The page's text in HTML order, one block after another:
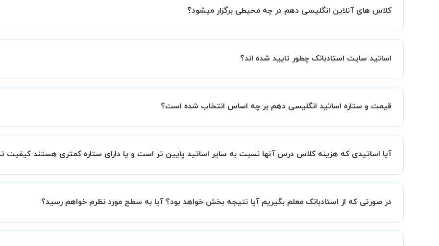
مانند کتابخانه با استاد خود هماهنگی لازم را انجام دهید.
کلاس های آنلاین انگلیسی دهم در چه محیطی برگزار میشود؟
کلاس ها در دو محیط اسکای روم و یا ادوبی کانکت برگزار میشود.
اساتید سایت استادبانک چطور تایید شده اند؟
در ابتدا تیم داوری استادبانک نمونه تدریس تمامی اساتید را بررسی میکند. در صورت رضایت از شیوه تدریس، استاد
قیمت و ستاره اساتید انگلیسی دهم بر چه اساس انتخاب شده است؟
قیمت هر جلسه تدریس اساتید انگلیسی دهم بر اساس ستاره آنها در سامانه استادبانک می باشد.
بنابراین تمامی اساتید استادبانک (1 ستاره تا VIP) از نظر کیفیت تدریس مورد ارزیابی قرار گرفته و تایید شده اند.
آیا اساتیدی که هزینه کلاس درس آنها نسبت به سایر اساتید پایین تر است و یا دارای ستاره کمتری هستند کیفیت
بله قطعا تدریس این اساتید هم با کیفیت است حتی این موضوع در بخش نظرات ثبت شده شاگردان آنها نیز مشهود
در صورتی که از استادبانک معلم بگیریم آیا نتیجه بخش خواهد بود؟ آیا به سطح مورد نظرم خواهم رسید؟
ما قطعا مدرسین خیلی خوبی را برای شما معرفی می کنیم تا در کنار تلاش شما این اتفاق بیفتد و کلاس نتیجه بخش